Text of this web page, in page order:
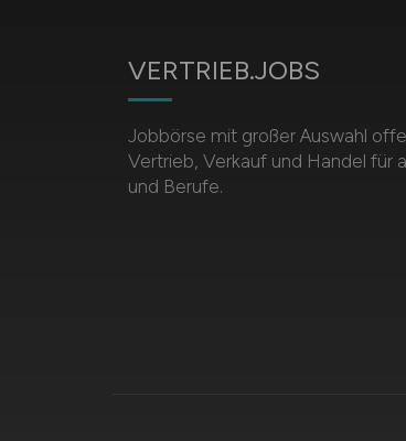
VERTRIEB.JOBS
Jobbörse mit großer Auswahl
Vertrieb, Verkauf und Handel für
und Berufe.